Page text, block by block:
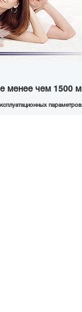
чем 1500